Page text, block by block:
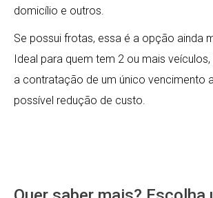
domicílio e outros.
Se possui frotas, essa é a opção ainda
Ideal para quem tem 2 ou mais
a contratação de um único vencimento
possível redução de custo.